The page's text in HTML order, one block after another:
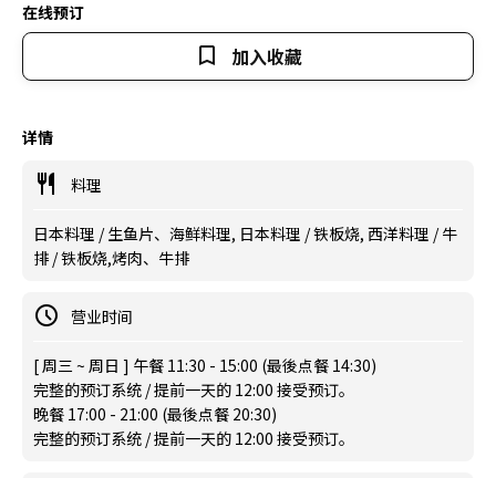
在线预订
加入收藏
详情
料理
日本料理 / 生鱼片、海鲜料理, 日本料理 / 铁板烧, 西洋料理 / 牛
排 / 铁板烧,烤肉、牛排
营业时间
[ 周三 ~ 周日 ] 午餐 11:30 - 15:00 (最後点餐 14:30)
完整的预订系统 / 提前一天的 12:00 接受预订。
晚餐 17:00 - 21:00 (最後点餐 20:30)
完整的预订系统 / 提前一天的 12:00 接受预订。